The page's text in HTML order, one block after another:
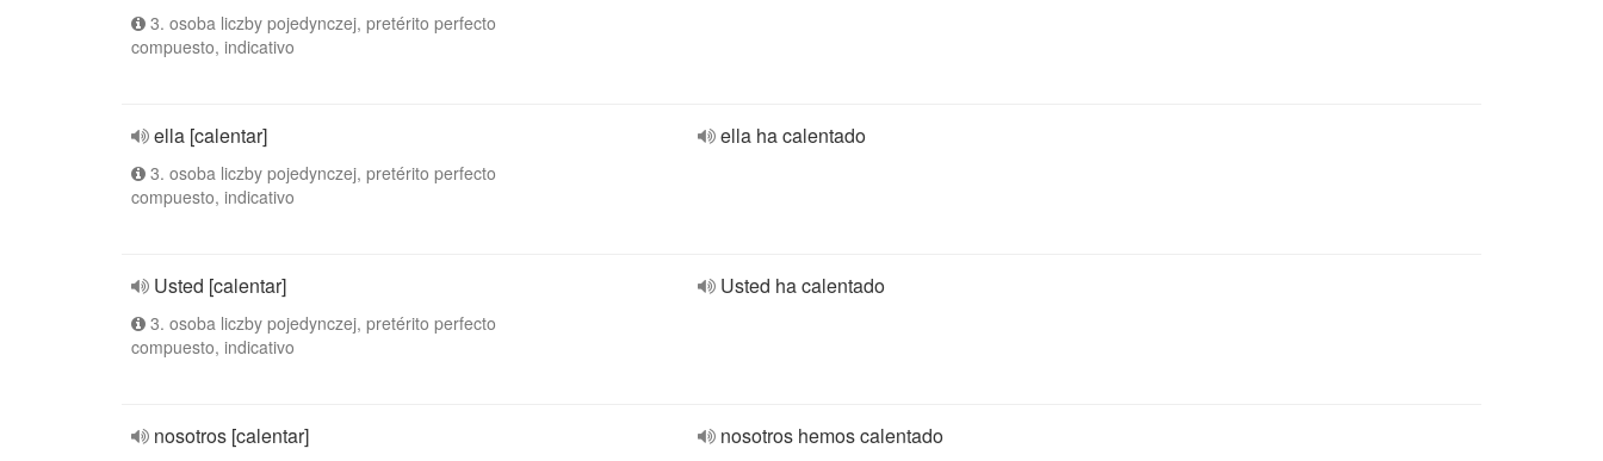
3. osoba liczby pojedynczej, pretérito perfecto
compuesto, indicativo
ella [calentar]
3. osoba liczby pojedynczej, pretérito perfecto
compuesto, indicativo
ella ha calentado
Usted [calentar]
3. osoba liczby pojedynczej, pretérito perfecto
compuesto, indicativo
Usted ha calentado
nosotros [calentar] nosotros hemos calentado